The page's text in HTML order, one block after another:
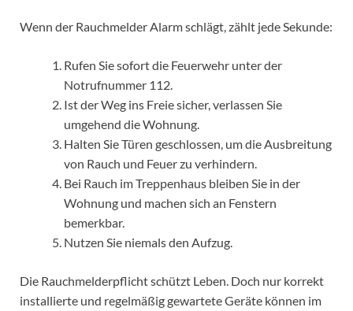
Wenn der Rauchmelder Alarm schlägt, zählt jede Sekunde:
Rufen Sie sofort die Feuerwehr unter der
Notrufnummer 112.
Ist der Weg ins Freie sicher, verlassen Sie
umgehend die Wohnung.
Halten Sie Türen geschlossen, um die Ausbreitung
von Rauch und Feuer zu verhindern.
Bei Rauch im Treppenhaus bleiben Sie in der
Wohnung und machen sich an Fenstern
bemerkbar.
Nutzen Sie niemals den Aufzug.
Die Rauchmelderpflicht schützt Leben. Doch nur korrekt
installierte und regelmäßig gewartete Geräte können im